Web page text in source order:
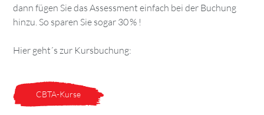
dann fügen Sie das Assessment einfach bei der Buchung
hinzu. So sparen Sie sogar 30 % !
Hier geht´s zur Kursbuchung:
CBTA-Kurse